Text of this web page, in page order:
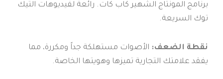
برنامج المونتاج الشهير كاب كات. رائعة لفيديوهات التيك
توك السريعة.
نقطة الضعف:الأصوات مستهلكة جداً ومكررة، مما
يفقد علامتك التجارية تميزها وهويتها الخاصة.